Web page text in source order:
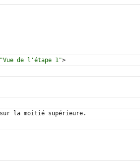
"Vue de l'étape 1">